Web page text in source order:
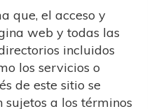
que, el acceso y
web y todas las
incluidos
los servicios o
de este sitio se
sujetos a los términos